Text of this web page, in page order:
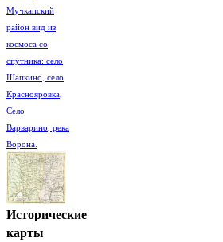
Мучкапский
район вид из
космоса со
спутника: село
Шапкино, село
Краснояровка,
Село
Варварино, река
Ворона.
Исторические
карты